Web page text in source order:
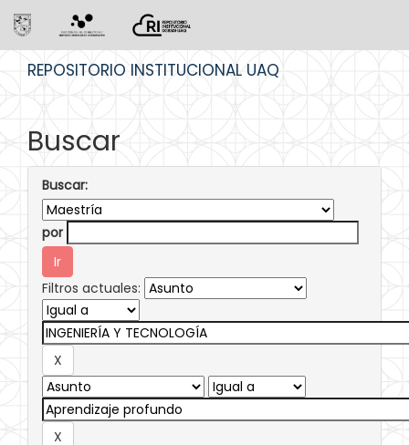
REPOSITORIO INSTITUCIONAL UAQ
Buscar
Buscar:
por
Filtros actuales: